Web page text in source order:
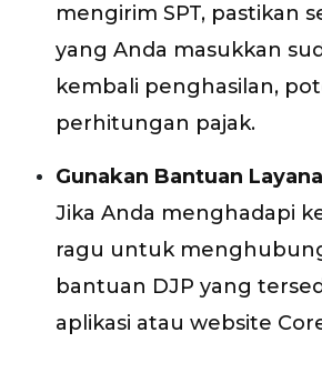
mengirim SPT, pastikan
yang Anda masukkan
kembali penghasilan,
perhitungan pajak.
Gunakan Bantuan
Jika Anda menghadapi
ragu untuk
bantuan DJP yang
aplikasi atau website